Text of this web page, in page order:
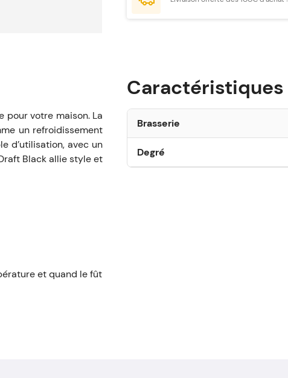
pour votre maison. La
un refroidissement
d’utilisation, avec un
Black allie style et
et quand le fût
Caractéristiques
Brasserie
Degré